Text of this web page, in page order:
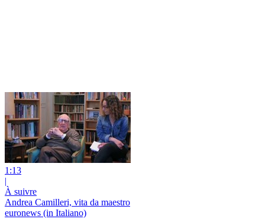
1:13
|
À suivre
Andrea Camilleri, vita da maestro
euronews (in Italiano)